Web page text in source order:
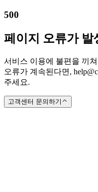
500
페이지 오류가 발
서비스 이용에 불편을 끼
오류가 계속된다면,
주세요.
고객센터 문의하기